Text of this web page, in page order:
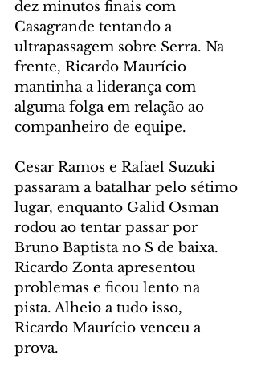
dez minutos finais com
Casagrande tentando a
ultrapassagem sobre Serra. Na
frente, Ricardo Maurício
mantinha a liderança com
alguma folga em relação ao
companheiro de equipe.
Cesar Ramos e Rafael Suzuki
passaram a batalhar pelo sétimo
lugar, enquanto Galid Osman
rodou ao tentar passar por
Bruno Baptista no S de baixa.
Ricardo Zonta apresentou
problemas e ficou lento na
pista. Alheio a tudo isso,
Ricardo Maurício venceu a
prova.